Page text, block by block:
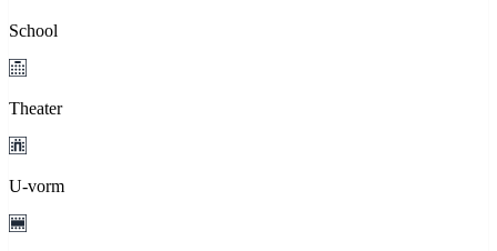
School
Theater
U-vorm